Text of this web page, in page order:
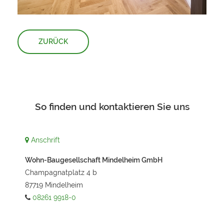
ZURÜCK
So finden und kontaktieren Sie uns
Anschrift
Wohn-Baugesellschaft Mindelheim GmbH
Champagnatplatz 4 b
87719 Mindelheim
08261 9918-0